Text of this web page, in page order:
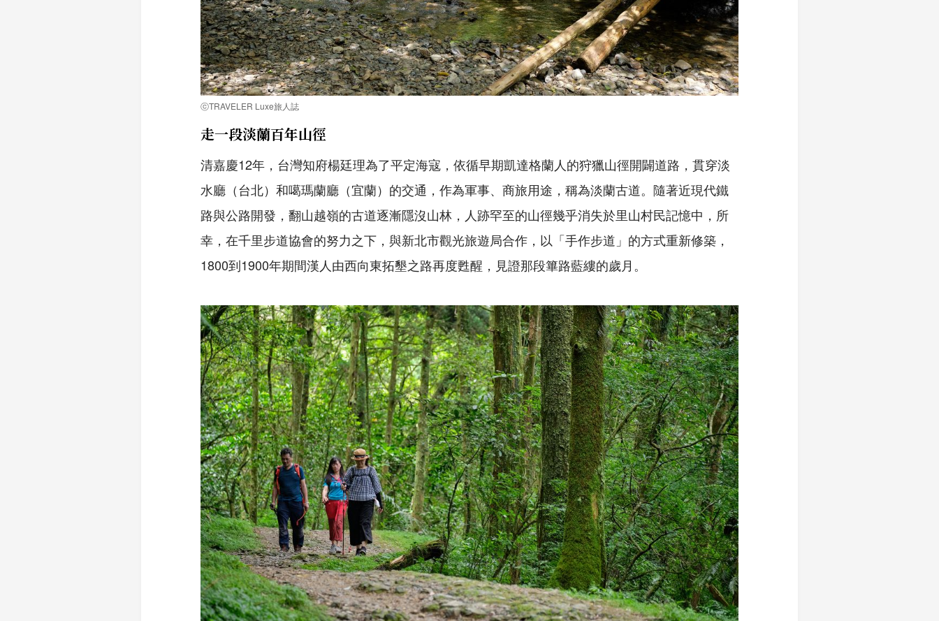
ⓒTRAVELER Luxe旅人誌
走一段淡蘭百年山徑
清嘉慶12年，台灣知府楊廷理為了平定海寇，依循早期凱達格蘭人的狩獵山徑開闢道路，貫穿淡
水廳（台北）和噶瑪蘭廳（宜蘭）的交通，作為軍事、商旅用途，稱為淡蘭古道。隨著近現代鐵
路與公路開發，翻山越嶺的古道逐漸隱沒山林，人跡罕至的山徑幾乎消失於里山村民記憶中，所
幸，在千里步道協會的努力之下，與新北市觀光旅遊局合作，以「手作步道」的方式重新修築，
1800到1900年期間漢人由西向東拓墾之路再度甦醒，見證那段篳路藍縷的歲月。